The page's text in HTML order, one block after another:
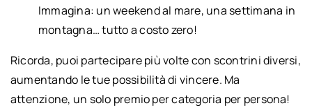
Immagina: un weekend al mare, una settimana in
montagna… tutto a costo zero!
Ricorda, puoi partecipare più volte con scontrini diversi,
aumentando le tue possibilità di vincere. Ma
attenzione, un solo premio per categoria per persona!